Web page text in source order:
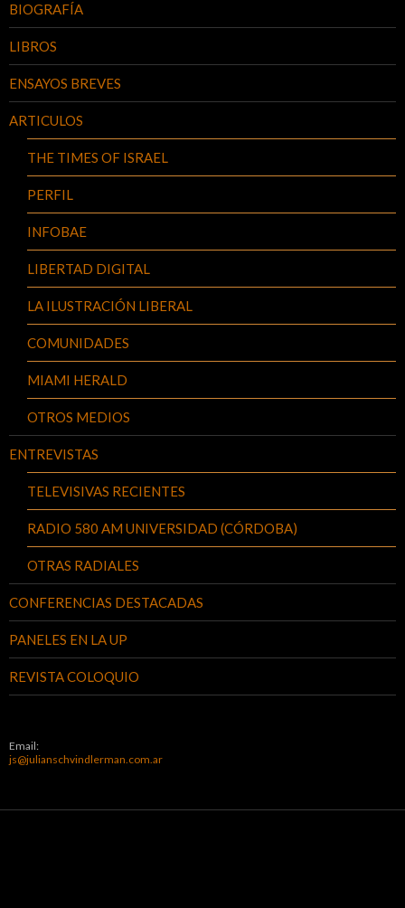
BIOGRAFÍA
LIBROS
ENSAYOS BREVES
ARTICULOS
THE TIMES OF ISRAEL
PERFIL
INFOBAE
LIBERTAD DIGITAL
LA ILUSTRACIÓN LIBERAL
COMUNIDADES
MIAMI HERALD
OTROS MEDIOS
ENTREVISTAS
TELEVISIVAS RECIENTES
RADIO 580 AM UNIVERSIDAD (CÓRDOBA)
OTRAS RADIALES
CONFERENCIAS DESTACADAS
PANELES EN LA UP
REVISTA COLOQUIO
Email:
js@julianschvindlerman.com.ar